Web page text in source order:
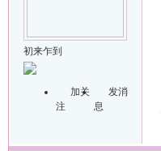
初来乍到
加关
注
发消
息